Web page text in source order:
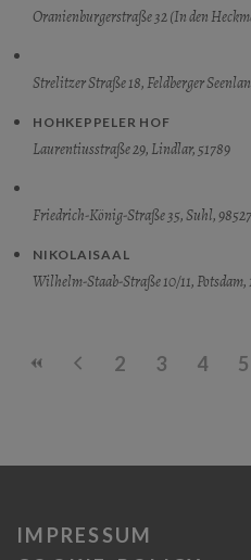
Oranienburgerstraße 32 (In den
Strelitzer Straße 18, Feldberger
HOHKEPPELER HOF
Laurentiusstraße 29, Lindlar, 51789
Friedrich-König-Straße 35, Suhl, 98527
NIKOLAISAAL
Wilhelm-Staab-Straße 10/11, Potsdam,
2 3 4 5
IMPRESSUM